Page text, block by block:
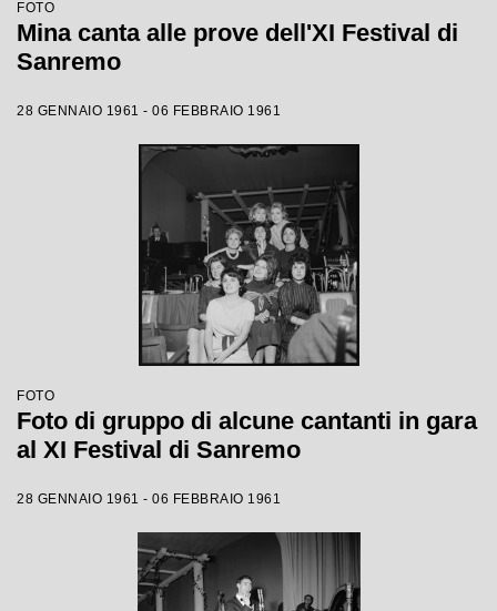
FOTO
Mina canta alle prove dell'XI Festival di
Sanremo
28 GENNAIO 1961 - 06 FEBBRAIO 1961
FOTO
Foto di gruppo di alcune cantanti in gara
al XI Festival di Sanremo
28 GENNAIO 1961 - 06 FEBBRAIO 1961